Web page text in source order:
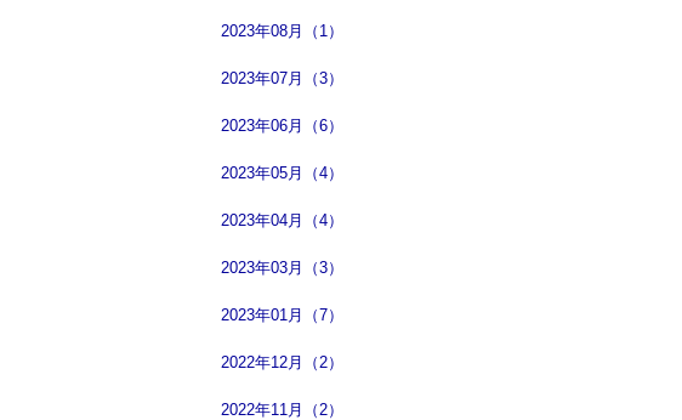
2023年08月（1）
2023年07月（3）
2023年06月（6）
2023年05月（4）
2023年04月（4）
2023年03月（3）
2023年01月（7）
2022年12月（2）
2022年11月（2）